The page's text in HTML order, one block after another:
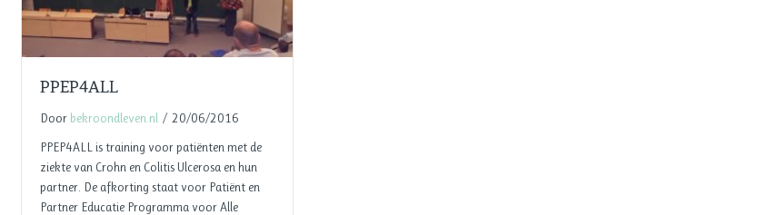
PPEP4ALL
Door bekroondleven.nl / 20/06/2016
PPEP4ALL is training voor patiënten met de
ziekte van Crohn en Colitis Ulcerosa en hun
partner. De afkorting staat voor Patiënt en
Partner Educatie Programma voor Alle